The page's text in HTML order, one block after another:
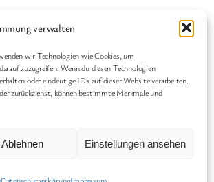
verwalten
wir Technologien wie Cookies, um
zuzugreifen. Wenn du diesen Technologien
oder eindeutige IDs auf dieser Website verarbeiten.
zurückziehst, können bestimmte Merkmale und
Ablehnen Einstellungen ansehen
Geschichten
Blog
Impressum
Veranstaltungen
Shop